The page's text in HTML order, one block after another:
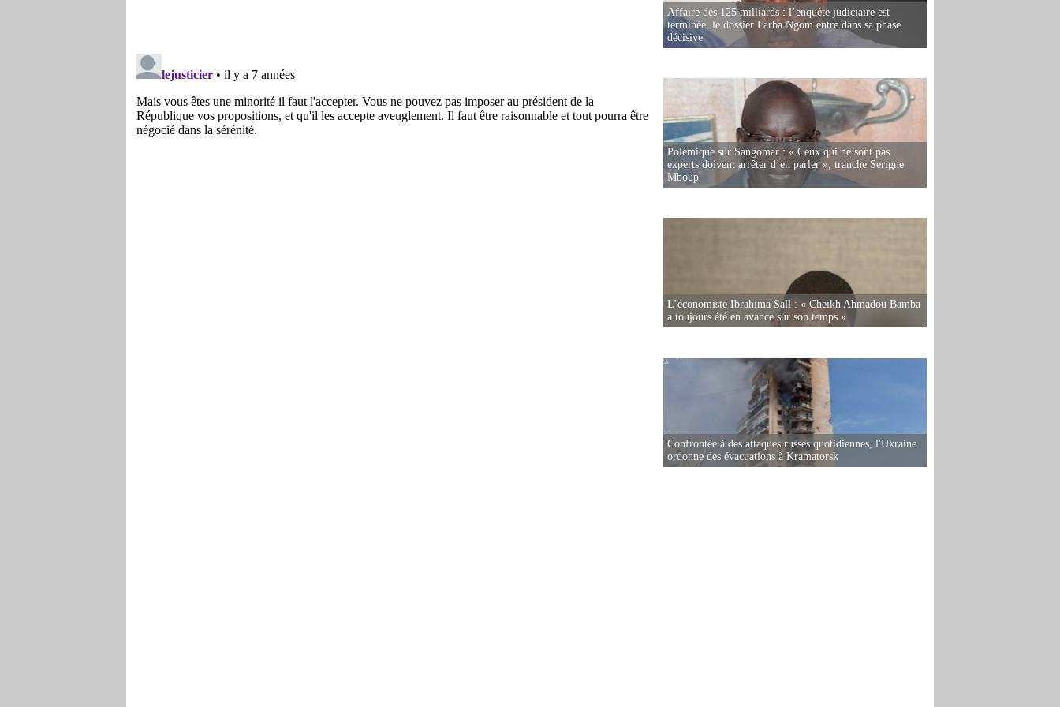
Affaire des 125 milliards : l’enquête judiciaire est
terminée, le dossier Farba Ngom entre dans sa phase
décisive
Polémique sur Sangomar : « Ceux qui ne sont pas
experts doivent arrêter d’en parler », tranche Serigne
Mboup
L’économiste Ibrahima Sall : « Cheikh Ahmadou Bamba
a toujours été en avance sur son temps »
Confrontée à des attaques russes quotidiennes, l'Ukraine
ordonne des évacuations à Kramatorsk